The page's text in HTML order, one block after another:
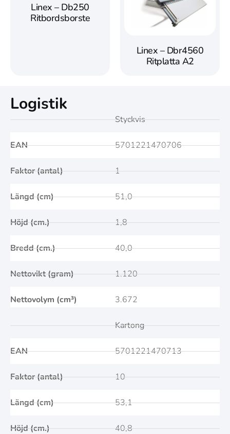
Linex – Db250
Ritbordsborste
Linex – Dbr4560
Ritplatta A2
Logistik
EAN
Faktor (antal)
Längd (cm)
Höjd (cm.)
Bredd (cm.)
Nettovikt (gram)
Nettovolym (cm³)
Styckvis
5701221470706
1
51,0
1,8
40,0
1.120
3.672
EAN
Faktor (antal)
Längd (cm)
Höjd (cm.)
Kartong
5701221470713
10
53,1
40,8